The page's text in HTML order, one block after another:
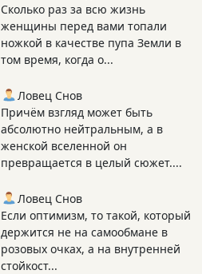
Сколько раз за всю жизнь
женщины перед вами топали
ножкой в качестве пупа Земли в
том время, когда о...
Ловец Снов
Причём взгляд может быть
абсолютно нейтральным, а в
женской вселенной он
превращается в целый сюжет....
Ловец Снов
Если оптимизм, то такой, который
держится не на самообмане в
розовых очках, а на внутренней
стойкост...